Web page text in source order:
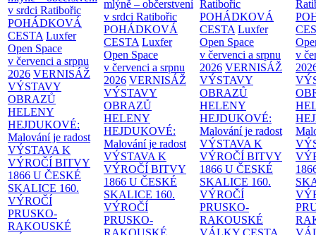
v srdci Ratibořic
POHÁDKOVÁ
CESTA Luxfer
Open Space
v červenci a srpnu
2026 VERNISÁŽ
VÝSTAVY
OBRAZŮ
HELENY
HEJDUKOVÉ:
Malování je radost
VÝSTAVA K
VÝROČÍ BITVY
1866 U ČESKÉ
SKALICE 160.
VÝROČÍ
PRUSKO-
RAKOUSKÉ
mlýně – občerstvení
v srdci Ratibořic
POHÁDKOVÁ
CESTA Luxfer
Open Space
v červenci a srpnu
2026 VERNISÁŽ
VÝSTAVY
OBRAZŮ
HELENY
HEJDUKOVÉ:
Malování je radost
VÝSTAVA K
VÝROČÍ BITVY
1866 U ČESKÉ
SKALICE 160.
VÝROČÍ
PRUSKO-
RAKOUSKÉ
Ratibořic
POHÁDKOVÁ
CESTA Luxfer
Open Space
v červenci a srpnu
2026 VERNISÁŽ
VÝSTAVY
OBRAZŮ
HELENY
HEJDUKOVÉ:
Malování je radost
VÝSTAVA K
VÝROČÍ BITVY
1866 U ČESKÉ
SKALICE 160.
VÝROČÍ
PRUSKO-
RAKOUSKÉ
VÁLKY CESTA
v